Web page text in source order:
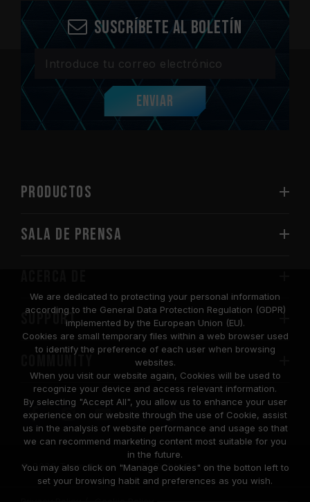
Suscríbete al boletín
Enviar
PRODUCTOS
Sala de prensa
SUPPORT
COMMUNITY
© 2026 Team Group Inc. All Rights Reserved.
We are dedicated to protecting your personal information
according to the General Data Protection Regulation (GDPR)
implemented by the European Union (EU).
Cookies are small temporary files within a web browser used
to identify the preference of each user when browsing
websites.
When you visit our website again, Cookies will be used to
recognize your device and access relevant information.
By selecting "Accept All", you allow us to enhance your user
experience on our website through the use of Cookie, assist
us in the analysis of website performance and usage so that
we can recommend marketing content most suitable for you
in the future.
You may also click on "Manage Cookies" on the botton left to
set your browsing habit and preferences as you wish.